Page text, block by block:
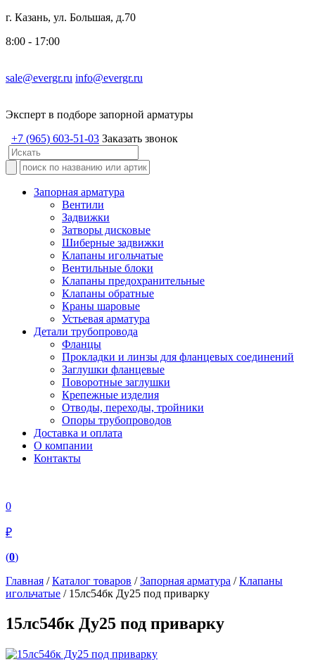
г. Казань, ул. Большая, д.70
8:00 - 17:00
sale@evergr.ru info@evergr.ru
Эксперт в подборе запорной арматуры
+7 (965) 603-51-03 Заказать звонок
Запорная арматура
Вентили
Задвижки
Затворы дисковые
Шиберные задвижки
Клапаны игольчатые
Вентильные блоки
Клапаны предохранительные
Клапаны обратные
Краны шаровые
Устьевая арматура
Детали трубопровода
Фланцы
Прокладки и линзы для фланцевых соединений
Заглушки фланцевые
Поворотные заглушки
Крепежные изделия
Отводы, переходы, тройники
Опоры трубопроводов
Доставка и оплата
О компании
Контакты
0
₽
(0)
Главная /Каталог товаров /Запорная арматура /Клапаны
игольчатые / 15лс54бк Ду25 под приварку
15лс54бк Ду25 под приварку